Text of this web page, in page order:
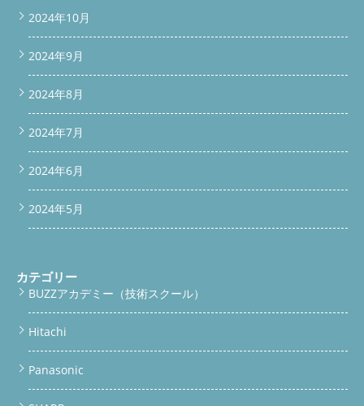
2024年10月
2024年9月
2024年8月
2024年7月
2024年6月
2024年5月
カテゴリー
BUZZアカデミー（技術スクール）
Hitachi
Panasonic